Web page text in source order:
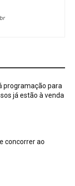
programação para
já estão à venda
concorrer ao